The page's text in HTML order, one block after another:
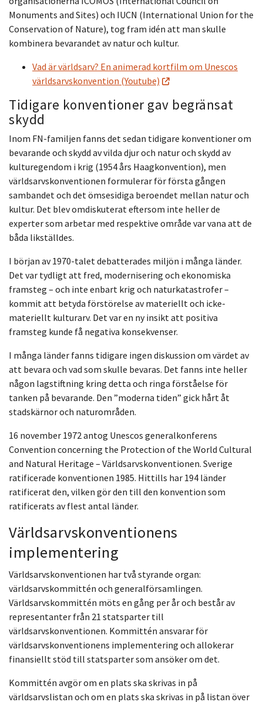
Monuments and Sites) och IUCN (International Union for the
Conservation of Nature), tog fram idén att man skulle
kombinera bevarandet av natur och kultur.
Vad är världsarv? En animerad kortfilm om Unescos
världsarvskonvention (Youtube)
Tidigare konventioner gav begränsat
skydd
Inom FN-familjen fanns det sedan tidigare konventioner om
bevarande och skydd av vilda djur och natur och skydd av
kulturegendom i krig (1954 års Haagkonvention), men
världsarvskonventionen formulerar för första gången
sambandet och det ömsesidiga beroendet mellan natur och
kultur. Det blev omdiskuterat eftersom inte heller de
experter som arbetar med respektive område var vana att de
båda likställdes.
I början av 1970-talet debatterades miljön i många länder.
Det var tydligt att fred, modernisering och ekonomiska
framsteg – och inte enbart krig och naturkatastrofer –
kommit att betyda förstörelse av materiellt och icke-
materiellt kulturarv. Det var en ny insikt att positiva
framsteg kunde få negativa konsekvenser.
I många länder fanns tidigare ingen diskussion om värdet av
att bevara och vad som skulle bevaras. Det fanns inte heller
någon lagstiftning kring detta och ringa förståelse för
tanken på bevarande. Den ”moderna tiden” gick hårt åt
stadskärnor och naturområden.
16 november 1972 antog Unescos generalkonferens
Convention concerning the Protection of the World Cultural
and Natural Heritage – Världsarvskonventionen. Sverige
ratificerade konventionen 1985. Hittills har 194 länder
ratificerat den, vilken gör den till den konvention som
ratificerats av flest antal länder.
Världsarvskonventionens
implementering
Världsarvskonventionen har två styrande organ:
världsarvskommittén och generalförsamlingen.
Världsarvskommittén möts en gång per år och består av
representanter från 21 statsparter till
världsarvskonventionen. Kommittén ansvarar för
världsarvskonventionens implementering och allokerar
finansiellt stöd till statsparter som ansöker om det.
Kommittén avgör om en plats ska skrivas in på
världsarvslistan och om en plats ska skrivas in på listan över